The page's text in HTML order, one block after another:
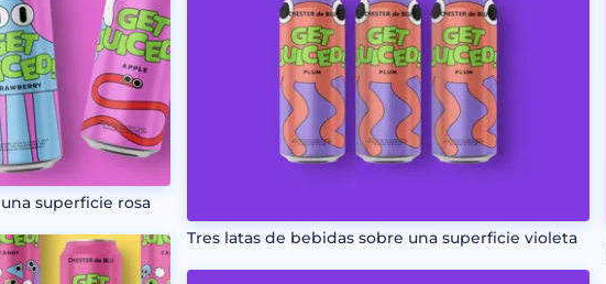
superficie rosa
Tres latas de bebidas sobre una superficie violeta